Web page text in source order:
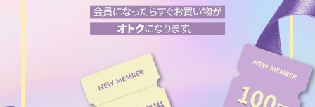
3~6 Months
よりどりキット
チョコ